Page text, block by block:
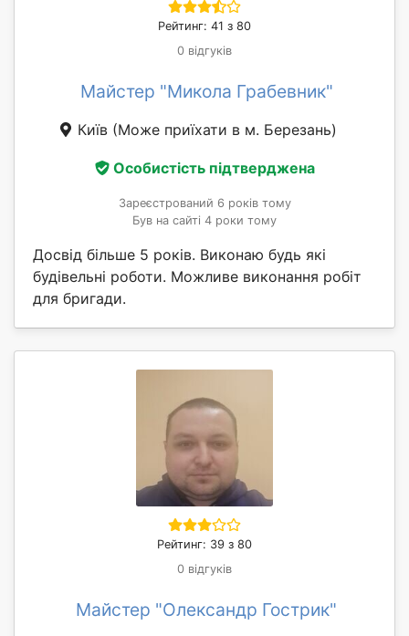
Рейтинг: 41 з 80
0 відгуків
Майстер "Микола Грабевник"
Київ (Може приїхати в м. Березань)
Особистість підтверджена
Зареєстрований 6 років тому
Був на сайті 4 роки тому
Досвід більше 5 років. Виконаю будь які
будівельні роботи. Можливе виконання робіт
для бригади.
Рейтинг: 39 з 80
0 відгуків
Майстер "Олександр Гострик"